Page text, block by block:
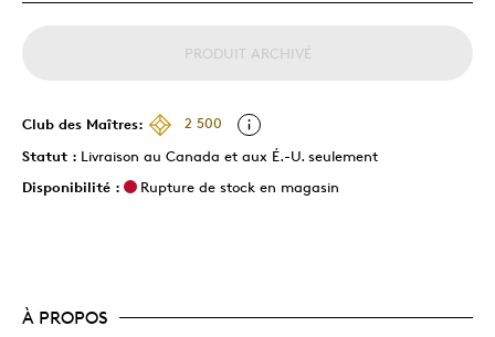
PRODUIT ARCHIVÉ
Club des Maîtres:
2 500
Statut : Livraison au Canada et aux É.-U. seulement
Disponibilité :
Rupture de stock en magasin
À PROPOS